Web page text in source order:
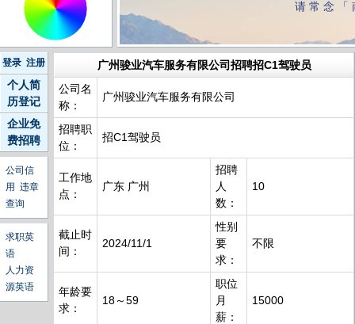
请常念
登录 注册
个人简
历登记
企业免
费招聘
公司信
用 违章
查询
求职英
语
人力资
源英语
广州骏业汽车服务有限公司招聘招C1驾驶员
公司名
称：
广州骏业汽车服务有限公司
招聘职
位：
招C1驾驶员
工作地
点：
广东 广州
招聘
人
数：
10
截止时
间：
2024/11/1
性别
要
求：
不限
年龄要
求：
18～59
职位
月
薪：
15000